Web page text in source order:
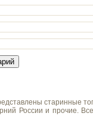
старинные
России и прочие.